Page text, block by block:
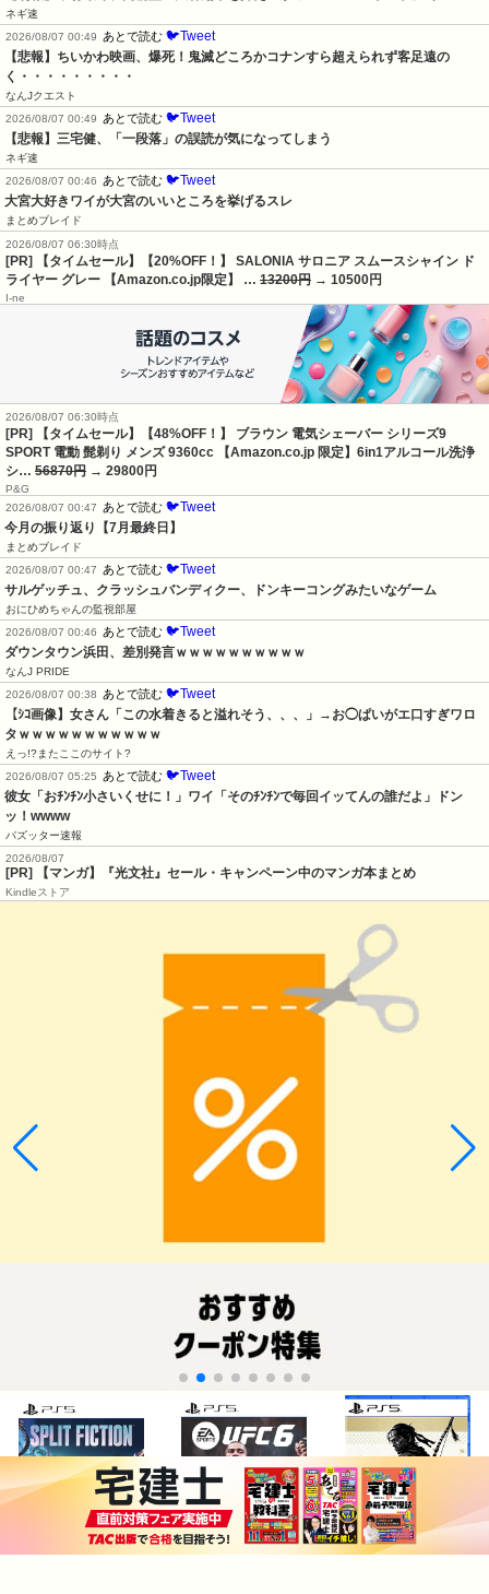
ネギ速
2026/08/07 00:49
あとで読む 🐦Tweet
【悲報】ちいかわ映画、爆死！鬼滅どころかコナンすら超えられず客足遠の
く・・・・・・・・・
なんJクエスト
2026/08/07 00:49
あとで読む 🐦Tweet
【悲報】三宅健、「一段落」の誤読が気になってしまう
ネギ速
2026/08/07 00:46
あとで読む 🐦Tweet
大宮大好きワイが大宮のいいところを挙げるスレ
まとめブレイド
2026/08/07 06:30時点
[PR] 【タイムセール】【20%OFF！】 SALONIA サロニア スムースシャイン ド
ライヤー グレー 【Amazon.co.jp限定】 … 13200円 → 10500円
I-ne
2026/08/07 06:30時点
[PR] 【タイムセール】【48%OFF！】 ブラウン 電気シェーバー シリーズ9
SPORT 電動 髭剃り メンズ 9360cc 【Amazon.co.jp 限定】6in1アルコール洗浄
シ… 56870円 → 29800円
P&G
2026/08/07 00:47
あとで読む 🐦Tweet
今月の振り返り【7月最終日】
まとめブレイド
2026/08/07 00:47
あとで読む 🐦Tweet
サルゲッチュ、クラッシュバンディクー、ドンキーコングみたいなゲーム
おにひめちゃんの監視部屋
2026/08/07 00:46
あとで読む 🐦Tweet
ダウンタウン浜田、差別発言ｗｗｗｗｗｗｗｗｗｗ
なんJ PRIDE
2026/08/07 00:38
あとで読む 🐦Tweet
【ｼｺ画像】女さん「この水着きると溢れそう、、、」→お◯ぱいがエ口すぎワロ
タｗｗｗｗｗｗｗｗｗｗｗ
えっ!?またここのサイト?
2026/08/07 05:25
あとで読む 🐦Tweet
彼女「おﾁﾝﾁﾝ小さいくせに！」ワイ「そのﾁﾝﾁﾝで毎回イッてんの誰だよ」ドン
ッ！wwww
バズッター速報
2026/08/07
[PR] 【マンガ】『光文社』セール・キャンペーン中のマンガ本まとめ
Kindleストア